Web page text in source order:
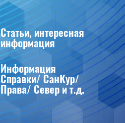
Статьи, интересная
информация
Информация
Справки/ СанКур/
Права/ Север и т.д.